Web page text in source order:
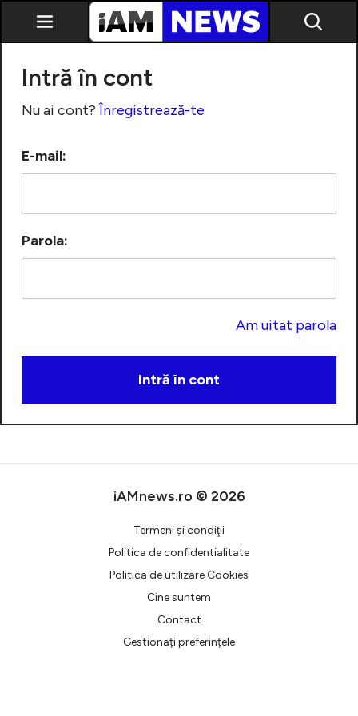
Creează cont
Intră în cont
Nu ai cont?Înregistrează-te
E-mail:
Parola:
Am uitat parola
iAMnews.ro © 2026
Termeni şi condiţii
Politica de confidentialitate
Politica de utilizare Cookies
Cine suntem
Contact
Gestionați preferințele